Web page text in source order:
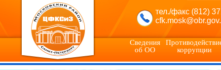
тел./факс (812)
Сведения
об ОО
коррупции